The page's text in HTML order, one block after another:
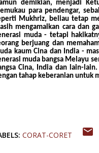
demikian, menjadi
para pendengar,
Mukhriz, beliau tetap
mengamalkan cara dan
muda - tetapi
berjuang dan
kaum Cina dan India -
muda bangsa Melayu
Cina, India dan lain-
tahap keberanian untuk
CORAT-CORET